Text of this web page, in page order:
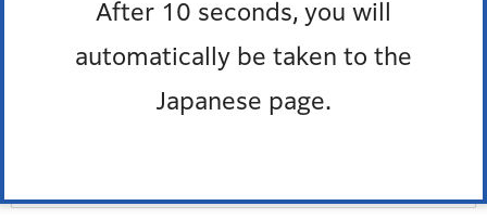
After 10 seconds, you will
automatically be taken to the
Japanese page.
単身者向け共同住宅等（ワンルームマンション
等）を建てるとき
中高層建築物を建てるとき